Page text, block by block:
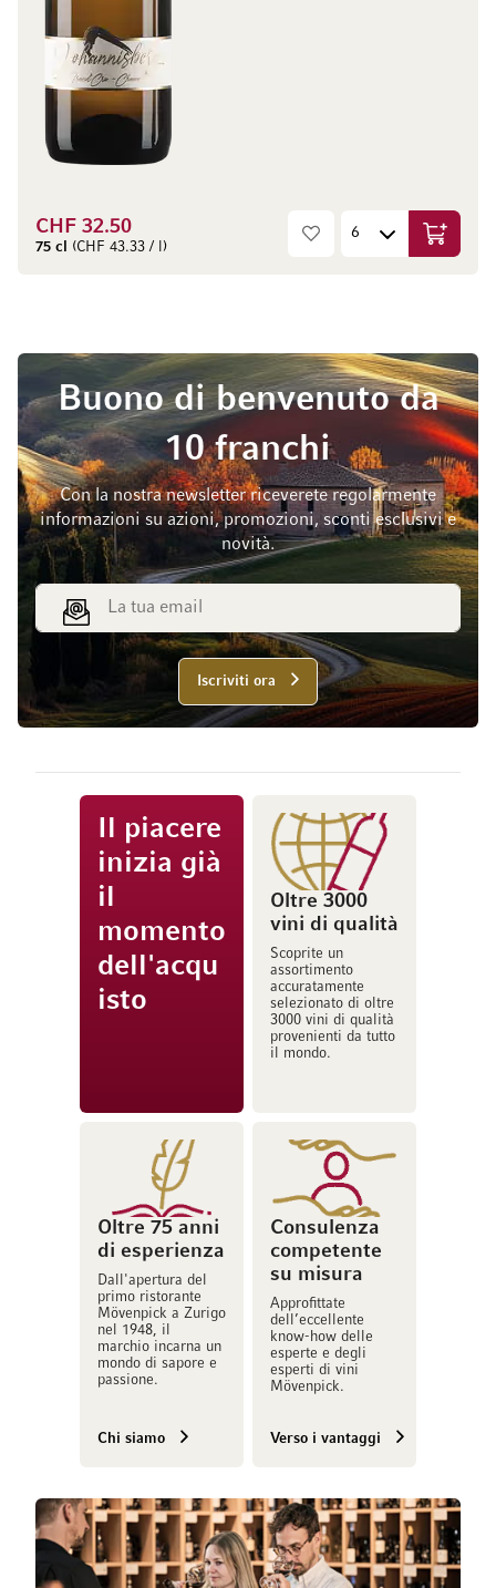
CHF 32.50
75 cl (CHF 43.33 / l)
Buono di benvenuto da
10 franchi
Con la nostra newsletter riceverete regolarmente
informazioni su azioni, promozioni, sconti esclusivi e
novità.
Indirizzo email
Iscriviti ora
Il piacere
inizia già
il
momento
dell'acqu
isto
Oltre 3000
vini di qualità
Scoprite un
assortimento
accuratamente
selezionato di oltre
3000 vini di qualità
provenienti da tutto
il mondo.
Oltre 75 anni
di esperienza
Dall'apertura del
primo ristorante
Mövenpick a Zurigo
nel 1948, il
marchio incarna un
mondo di sapore e
passione.
Chi siamo
Consulenza
competente
su misura
Approfittate
dell’eccellente
know-how delle
esperte e degli
esperti di vini
Mövenpick.
Verso i vantaggi